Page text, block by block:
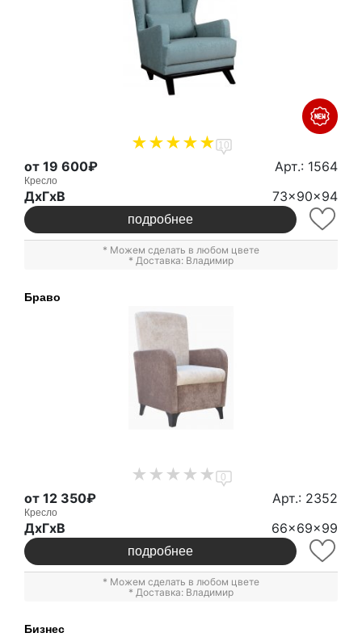
10
от 19 600₽ Арт.: 1564
Кресло
ДxГxВ 73x90x94
подробнее
* Можем сделать в любом цвете
* Доставка: Владимир
Браво
0
от 12 350₽ Арт.: 2352
Кресло
ДxГxВ 66x69x99
подробнее
* Можем сделать в любом цвете
* Доставка: Владимир
Бизнес